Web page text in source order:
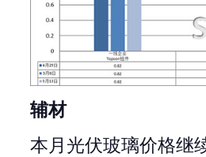
辅材
本月光伏玻璃价格继